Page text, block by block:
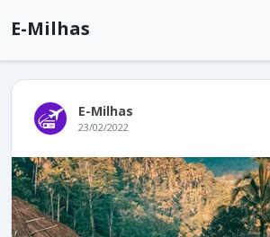
E-Milhas
E-Milhas
23/02/2022